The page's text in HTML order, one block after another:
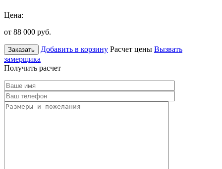
Цена:
от 88 000 руб.
Заказать Добавить в корзину Расчет цены Вызвать
замерщика
Получить расчет